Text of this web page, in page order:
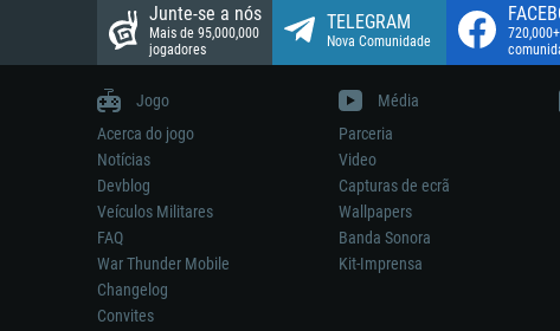
Junte-se a nós
Mais de 95,000,000
jogadores
TELEGRAM
Nova Comunidade
Jogo
Acerca do jogo
Notícias
Devblog
Veículos Militares
FAQ
War Thunder Mobile
Changelog
Convites
Média
Parceria
Video
Capturas de ecrã
Wallpapers
Banda Sonora
Kit-Imprensa